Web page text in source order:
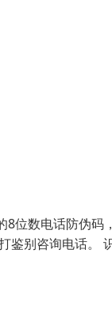
位数电话防伪码
鉴别咨询电话。